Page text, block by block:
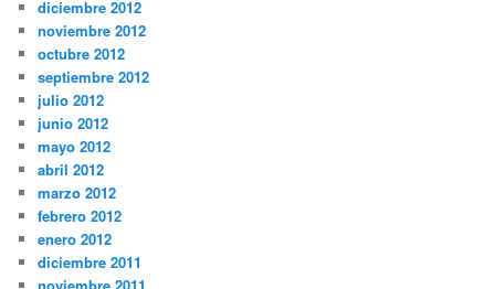
diciembre 2012
noviembre 2012
octubre 2012
septiembre 2012
julio 2012
junio 2012
mayo 2012
abril 2012
marzo 2012
febrero 2012
enero 2012
diciembre 2011